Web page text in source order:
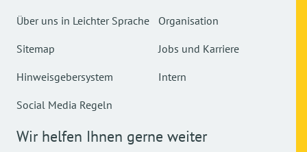
Über uns in Leichter Sprache
Sitemap
Hinweisgebersystem
Social Media Regeln
Organisation
Jobs und Karriere
Intern
Wir helfen Ihnen gerne weiter